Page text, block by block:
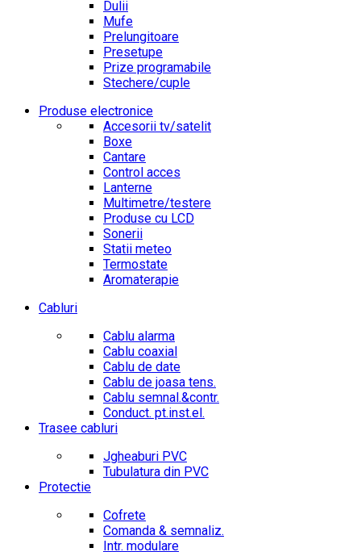
Dulii
Mufe
Prelungitoare
Presetupe
Prize programabile
Stechere/cuple
Produse electronice
Accesorii tv/satelit
Boxe
Cantare
Control acces
Lanterne
Multimetre/testere
Produse cu LCD
Sonerii
Statii meteo
Termostate
Aromaterapie
Cabluri
Cablu alarma
Cablu coaxial
Cablu de date
Cablu de joasa tens.
Cablu semnal.&contr.
Conduct. pt.inst.el.
Trasee cabluri
Jgheaburi PVC
Tubulatura din PVC
Protectie
Cofrete
Comanda & semnaliz.
Intr. modulare